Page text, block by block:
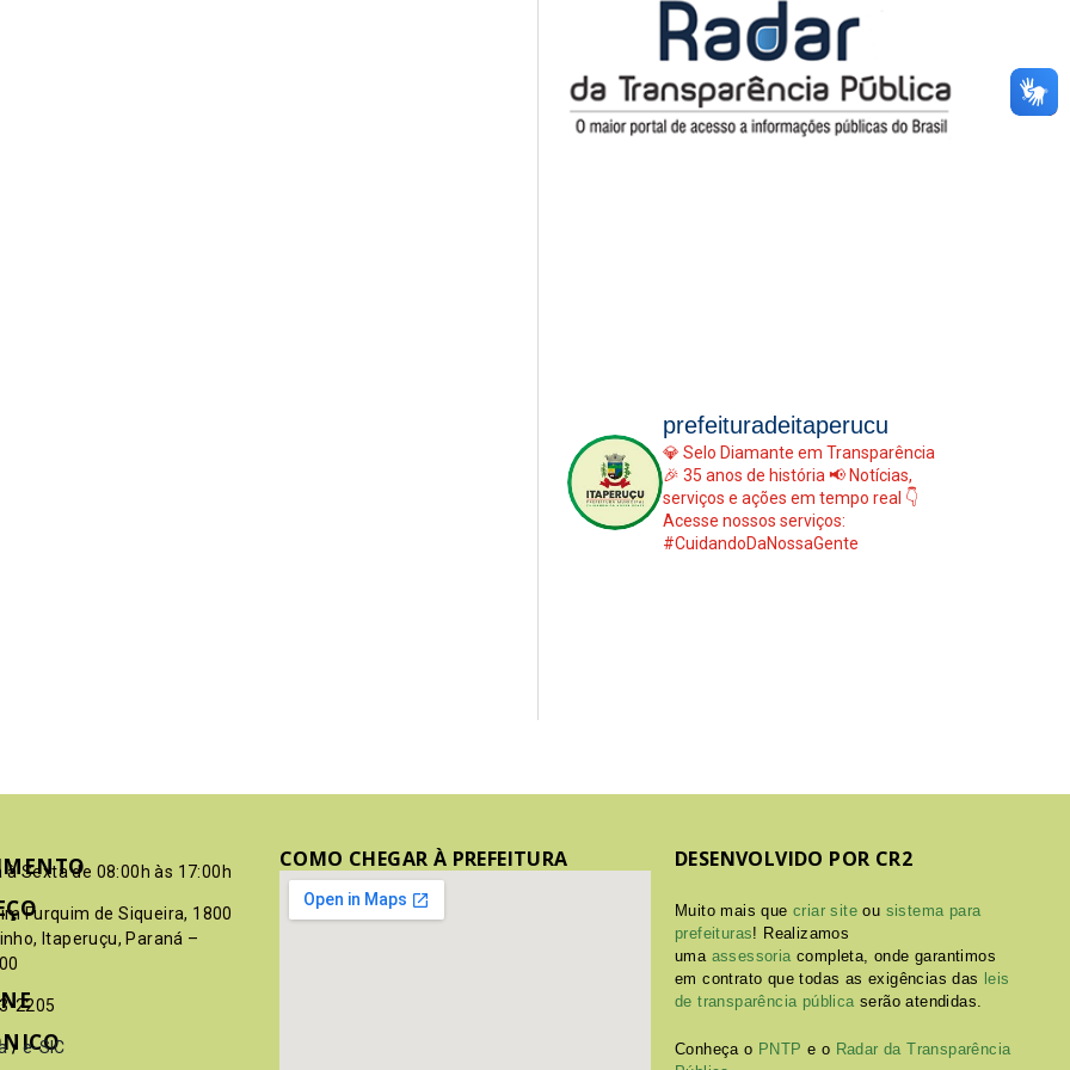
prefeituradeitaperucu
💎 Selo Diamante em Transparência
🎉 35 anos de história 📢 Notícias,
serviços e ações em tempo real 👇
Acesse nossos serviços:
#CuidandoDaNossaGente
à Sexta de 08:00h às 17:00h
Furquim de Siqueira, 1800
Itaperuçu, Paraná –
2205
/ e-SIC
COMO CHEGAR À PREFEITURA DESENVOLVIDO POR CR2
Muito mais quecriar site ou sistema para
prefeituras! Realizamos
uma assessoriacompleta, onde garantimos
em contrato que todas as exigências das leis
de transparência públicaserão atendidas.
Conheça o PNTP e o Radar da Transparência